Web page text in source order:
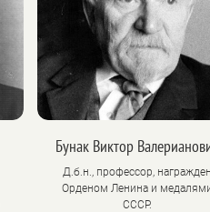
Бунак Виктор
Д.б.н., профессор, награжден
Орденом Ленина и
СССР.